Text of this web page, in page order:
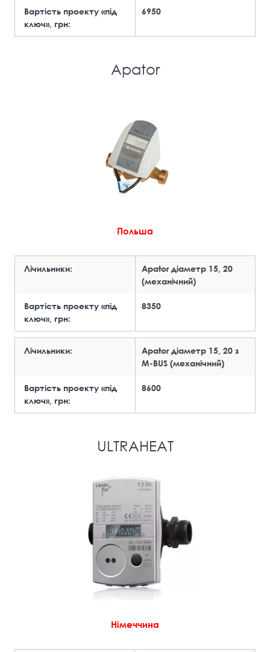
Вартість проекту «під
ключ», грн:
6950
Apator
Польша
Лічильники:
Apator діаметр 15, 20
(механічний)
Вартість проекту «під
ключ», грн:
8350
Лічильники:
Apator діаметр 15, 20 з
М-BUS (механічний)
Вартість проекту «під
ключ», грн:
8600
ULTRAHEAT
Німеччина